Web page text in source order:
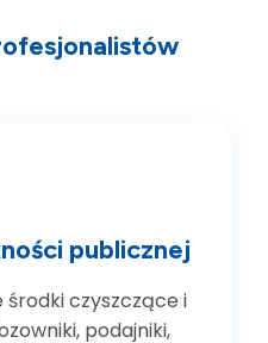
publicznej
czyszczące i
podajniki,